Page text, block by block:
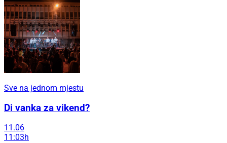
Sve na jednom mjestu
Di vanka za vikend?
11.06
11:03h